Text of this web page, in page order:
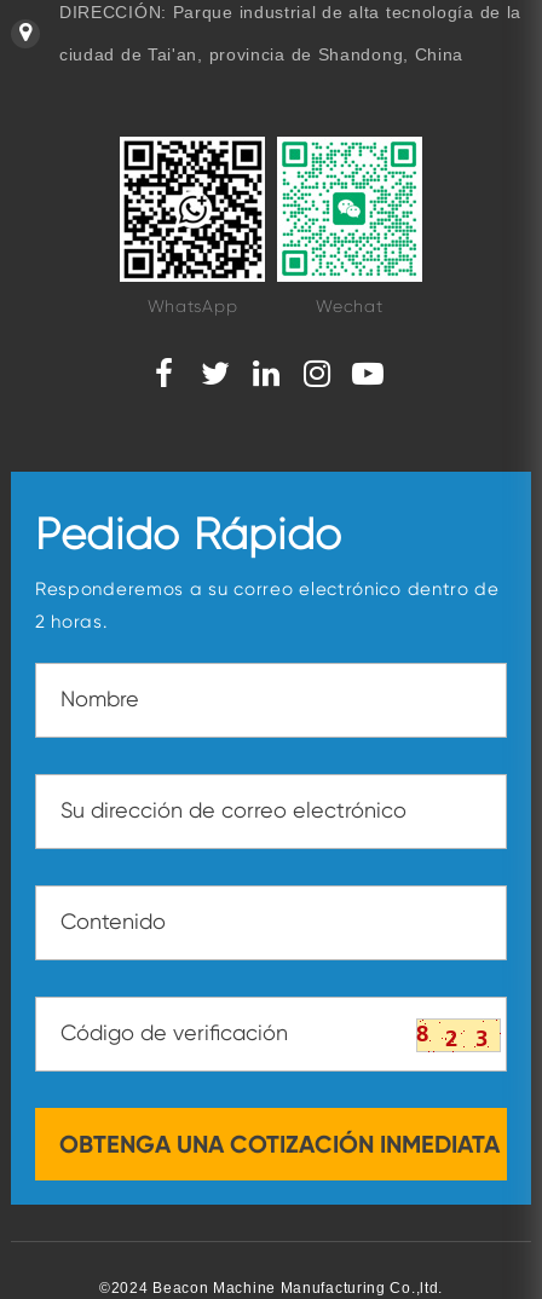
DIRECCIÓN: Parque industrial de alta tecnología de la
ciudad de Tai'an, provincia de Shandong, China
WhatsApp Wechat
Pedido Rápido
Responderemos a su correo electrónico dentro de
2 horas.
©2024 Beacon Machine Manufacturing Co.,ltd.